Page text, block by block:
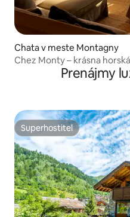
Chata v meste Montagny
Chez Monty – krásna
Prenájmy
Superhostiteľ
Superhostiteľ